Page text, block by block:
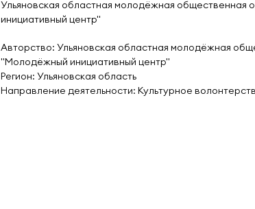
Ульяновская областная молодёжная общественная
инициативный центр"
Авторство: Ульяновская областная молодёжная
"Молодёжный инициативный центр"
Регион: Ульяновская область
Направление деятельности: Культурное